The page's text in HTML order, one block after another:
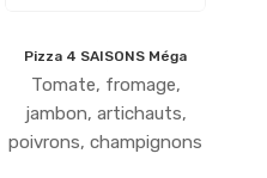
Ajouter
à la
liste
Pizza 4 SAISONS Méga
Tomate, fromage,
jambon, artichauts,
poivrons, champignons